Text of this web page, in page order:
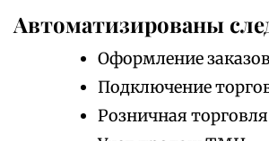
Автоматизированы
Оформление
Подключение
Розничная торговля